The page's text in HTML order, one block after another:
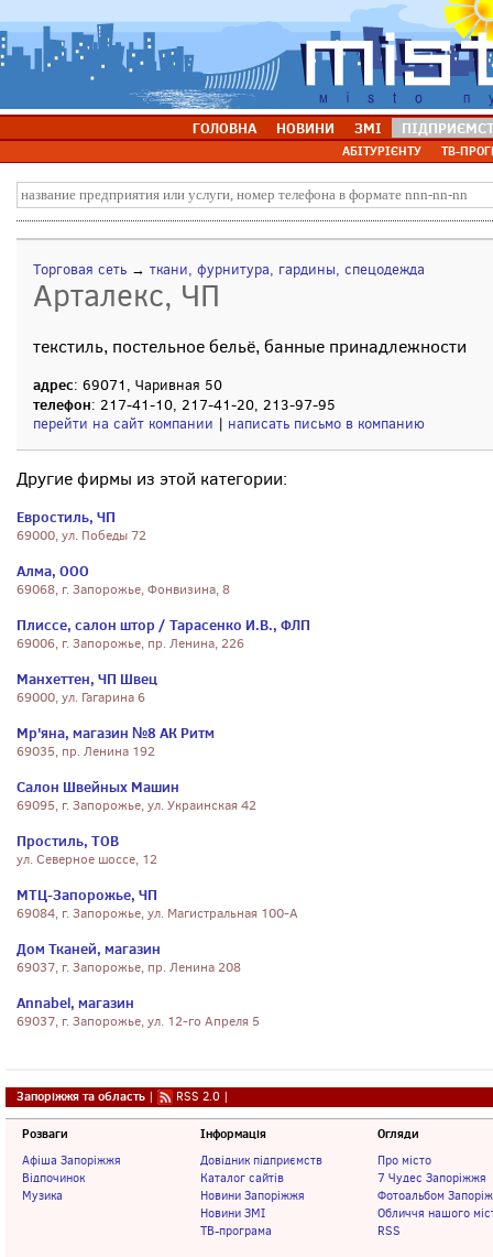
ГОЛОВНА НОВИНИ ЗМІ
АБІТУРІЄНТУ ТВ-
Торговая сеть → ткани, фурнитура, гардины, спецодежда
Арталекс, ЧП
текстиль, постельное бельё, банные принадлежности
адрес: 69071, Чаривная 50
телефон: 217-41-10, 217-41-20, 213-97-95
перейти на сайт компании | написать письмо в компанию
Другие фирмы из этой категории:
Евростиль, ЧП
69000, ул. Победы 72
Алма, ООО
69068, г. Запорожье, Фонвизина, 8
Плиссе, салон штор / Тарасенко И.В., ФЛП
69006, г. Запорожье, пр. Ленина, 226
Манхеттен, ЧП Швец
69000, ул. Гагарина 6
Мр'яна, магазин №8 АК Ритм
69035, пр. Ленина 192
Салон Швейных Машин
69095, г. Запорожье, ул. Украинская 42
Простиль, ТОВ
ул. Северное шоссе, 12
МТЦ-Запорожье, ЧП
69084, г. Запорожье, ул. Магистральная 100-А
Дом Тканей, магазин
69037, г. Запорожье, пр. Ленина 208
Annabel, магазин
69037, г. Запорожье, ул. 12-го Апреля 5
Запоріжжя та область | RSS 2.0 |
Розваги
Афіша Запоріжжя
Відпочинок
Музика
Інформація
Довідник підприємств
Каталог сайтів
Новини Запоріжжя
Новини ЗМІ
ТВ-програма
Огляди
Про місто
7 Чудес Запоріжжя
Фотоальбом
Обличчя нашого
RSS